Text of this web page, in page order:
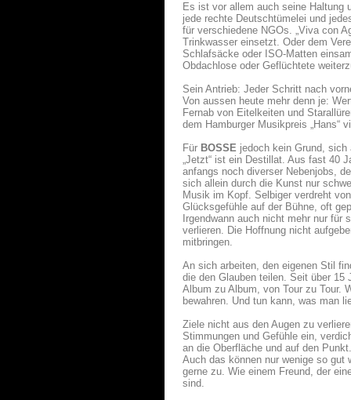
Es ist vor allem auch seine Haltung
jede rechte Deutschtümelei und
für verschiedene NGOs. „Viva con
Trinkwasser einsetzt. Oder dem
Schlafsäcke oder ISO-Matten
Obdachlose oder Geflüchtete
Sein Antrieb: Jeder Schritt nach
Von aussen heute mehr denn je:
Fernab von Eitelkeiten und
dem Hamburger Musikpreis „Hans“
Für BOSSE jedoch kein Grund,
„Jetzt“ ist ein Destillat. Aus fast 40
anfangs noch diverser Nebenjobs,
sich allein durch die Kunst nur
Musik im Kopf. Selbiger verdreht
Glücksgefühle auf der Bühne, oft
Irgendwann auch nicht mehr nur
verlieren. Die Hoffnung nicht
mitbringen.
An sich arbeiten, den eigenen Stil
die den Glauben teilen. Seit über 15
Album zu Album, von Tour zu Tour.
bewahren. Und tun kann, was man
Ziele nicht aus den Augen zu
Stimmungen und Gefühle ein,
an die Oberfläche und auf den
Auch das können nur wenige so gut
gerne zu. Wie einem Freund, der
sind.